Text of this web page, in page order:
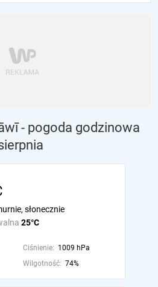
- pogoda godzinowa
25°C
słonecznie
Ciśnienie: 1009 hPa
Wilgotność: 74%